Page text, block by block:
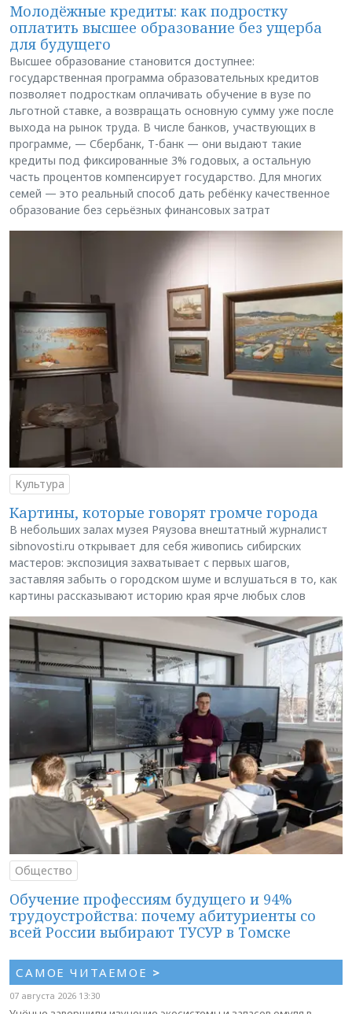
Молодёжные кредиты: как подростку
оплатить высшее образование без ущерба
для будущего
Высшее образование становится доступнее:
государственная программа образовательных кредитов
позволяет подросткам оплачивать обучение в вузе по
льготной ставке, а возвращать основную сумму уже после
выхода на рынок труда. В числе банков, участвующих в
программе, — Сбербанк, Т-банк — они выдают такие
кредиты под фиксированные 3% годовых, а остальную
часть процентов компенсирует государство. Для многих
семей — это реальный способ дать ребёнку качественное
образование без серьёзных финансовых затрат
Культура
Картины, которые говорят громче города
В небольших залах музея Ряузова внештатный журналист
sibnovosti.ru открывает для себя живопись сибирских
мастеров: экспозиция захватывает с первых шагов,
заставляя забыть о городском шуме и вслушаться в то, как
картины рассказывают историю края ярче любых слов
Общество
Обучение профессиям будущего и 94%
трудоустройства: почему абитуриенты со
всей России выбирают ТУСУР в Томске
САМОЕ ЧИТАЕМОЕ >
07 августа 2026 13:30